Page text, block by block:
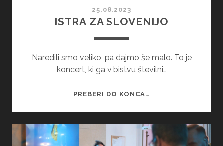
25.08.2023
ISTRA ZA SLOVENIJO
Naredili smo veliko, pa dajmo še malo. To je
koncert, ki ga v bistvu številni…
PREBERI DO KONCA…